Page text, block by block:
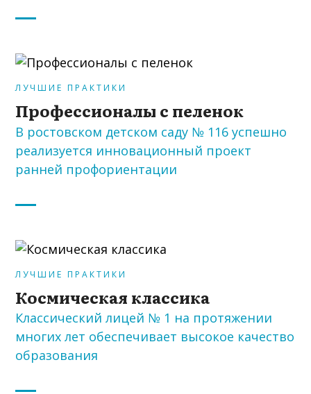
ЛУЧШИЕ ПРАКТИКИ
Профессионалы с пеленок
В ростовском детском саду № 116 успешно
реализуется инновационный проект
ранней профориентации
ЛУЧШИЕ ПРАКТИКИ
Космическая классика
Классический лицей № 1 на протяжении
многих лет обеспечивает высокое качество
образования